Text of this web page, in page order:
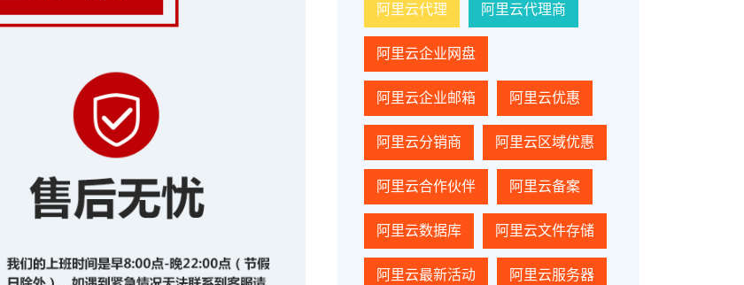
阿里云代理 阿里云代理商
阿里云企业网盘
阿里云企业邮箱 阿里云优惠
阿里云分销商 阿里云区域优惠
阿里云合作伙伴 阿里云备案
阿里云数据库 阿里云文件存储
阿里云最新活动 阿里云服务器